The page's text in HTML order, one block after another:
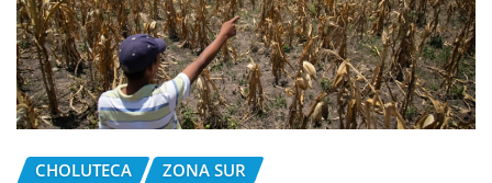
CHOLUTECA ZONA SUR